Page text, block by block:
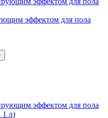
эффектом для пола